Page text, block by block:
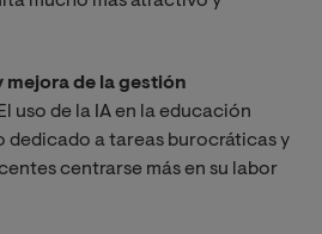
de la gestión
uso de la IA en la educación
dedicado a tareas burocráticas y
centrarse más en su labor